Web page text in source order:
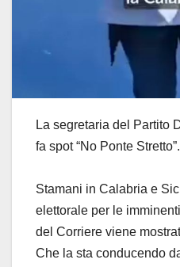
La segretaria del Partito
fa spot “No Ponte Stretto”.
Stamani in Calabria e
elettorale per le
del Corriere viene
Che la sta conducendo